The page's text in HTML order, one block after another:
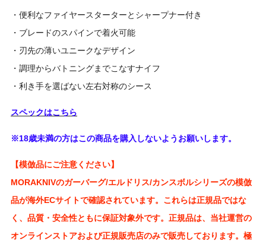
・便利なファイヤースターターとシャープナー付き
・ブレードのスパインで着火可能
・刃先の薄いユニークなデザイン
・調理からバトニングまでこなすナイフ
・利き手を選ばない左右対称のシース
スペックはこちら
※18歳未満の方はこの商品を購入しないようお願いします。
【模倣品にご注意ください】
MORAKNIVのガーバーグ/エルドリス/カンスボルシリーズの模倣
品が海外ECサイトで確認されています。これらは正規品ではな
く、品質・安全性ともに保証対象外です。正規品は、当社運営の
オンラインストアおよび正規販売店のみで販売しております。極